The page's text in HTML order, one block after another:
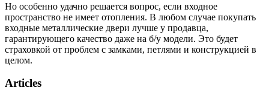
Но особенно удачно решается вопрос, если входное
пространство не имеет отопления. В любом случае покупать
входные металлические двери лучше у продавца,
гарантирующего качество даже на б/у модели. Это будет
страховкой от проблем с замками, петлями и конструкцией в
целом.
Articles